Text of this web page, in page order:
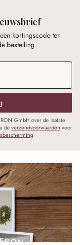
kortingscode ter
bestelling.
GmbH over de laatste
deverzendvoorwaarden voor
.